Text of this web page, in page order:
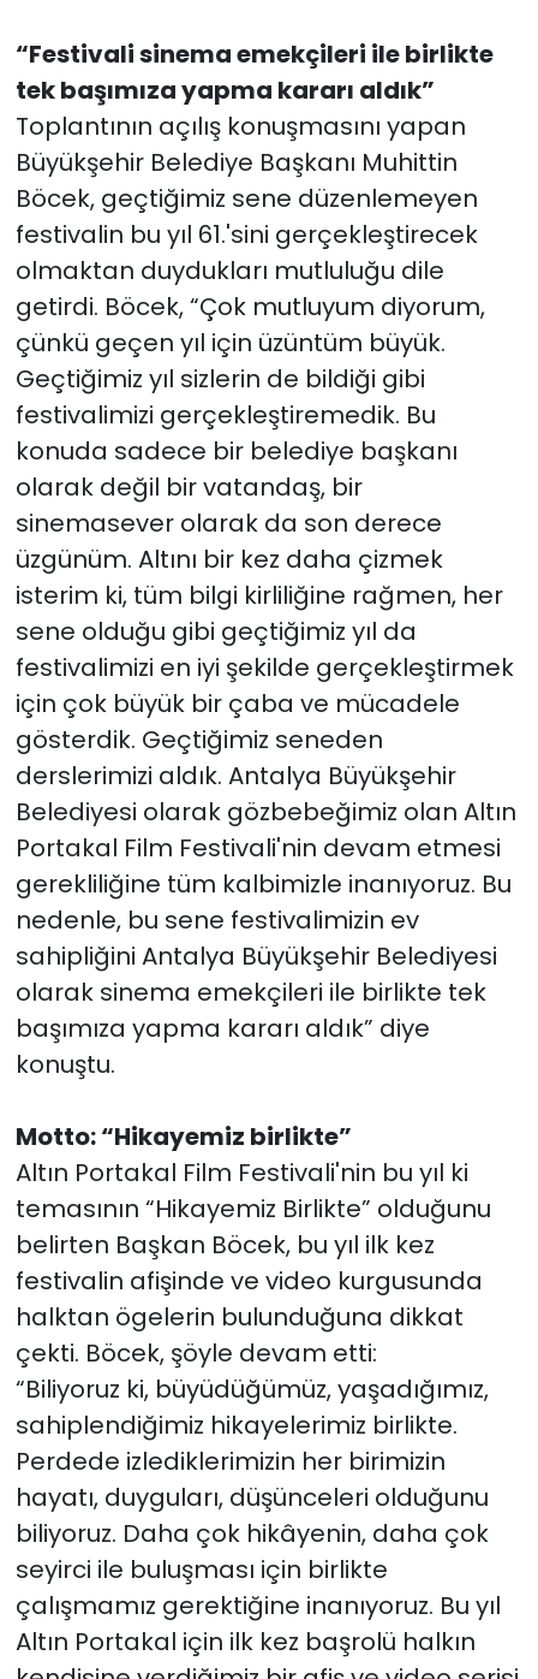
“Festivali sinema emekçileri ile birlikte
tek başımıza yapma kararı aldık”
Toplantının açılış konuşmasını yapan
Büyükşehir Belediye Başkanı Muhittin
Böcek, geçtiğimiz sene düzenlemeyen
festivalin bu yıl 61.'sini gerçekleştirecek
olmaktan duydukları mutluluğu dile
getirdi. Böcek, “Çok mutluyum diyorum,
çünkü geçen yıl için üzüntüm büyük.
Geçtiğimiz yıl sizlerin de bildiği gibi
festivalimizi gerçekleştiremedik. Bu
konuda sadece bir belediye başkanı
olarak değil bir vatandaş, bir
sinemasever olarak da son derece
üzgünüm. Altını bir kez daha çizmek
isterim ki, tüm bilgi kirliliğine rağmen, her
sene olduğu gibi geçtiğimiz yıl da
festivalimizi en iyi şekilde gerçekleştirmek
için çok büyük bir çaba ve mücadele
gösterdik. Geçtiğimiz seneden
derslerimizi aldık. Antalya Büyükşehir
Belediyesi olarak gözbebeğimiz olan Altın
Portakal Film Festivali'nin devam etmesi
gerekliliğine tüm kalbimizle inanıyoruz. Bu
nedenle, bu sene festivalimizin ev
sahipliğini Antalya Büyükşehir Belediyesi
olarak sinema emekçileri ile birlikte tek
başımıza yapma kararı aldık” diye
konuştu.
Motto: “Hikayemiz birlikte”
Altın Portakal Film Festivali'nin bu yıl ki
temasının “Hikayemiz Birlikte” olduğunu
belirten Başkan Böcek, bu yıl ilk kez
festivalin afişinde ve video kurgusunda
halktan ögelerin bulunduğuna dikkat
çekti. Böcek, şöyle devam etti:
“Biliyoruz ki, büyüdüğümüz, yaşadığımız,
sahiplendiğimiz hikayelerimiz birlikte.
Perdede izlediklerimizin her birimizin
hayatı, duyguları, düşünceleri olduğunu
biliyoruz. Daha çok hikâyenin, daha çok
seyirci ile buluşması için birlikte
çalışmamız gerektiğine inanıyoruz. Bu yıl
Altın Portakal için ilk kez başrolü halkın